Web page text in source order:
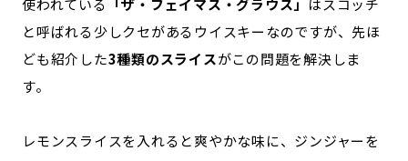
使われている 「ザ・フェイマス・グラウス」 はスコッチ
と呼ばれる少しクセがあるウイスキーなのですが、先ほ
ども紹介した3種類のスライスがこの問題を解決しま
す。
レモンスライスを入れると爽やかな味に、ジンジャーを